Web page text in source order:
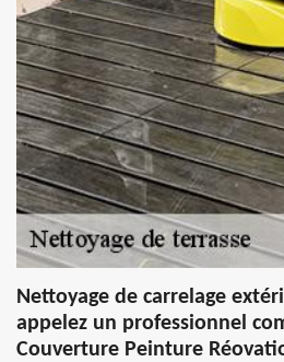
Nettoyage de carrelage
appelez un professionnel
Couverture Peinture